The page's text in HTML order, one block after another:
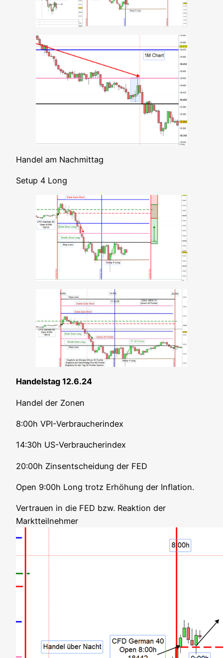
Han­del am Nachmittag
Set­up 4 Long
Han­dels­tag 12.6.24
Han­del der Zonen
8:00h VPI-Ver­brau­cher­index
14:30h US-Ver­brau­cher­index
20:00h Zins­ent­schei­dung der FED
Open 9:00h Long trotz Erhö­hung der Inflation.
Ver­trau­en in die FED bzw. Reak­ti­on der
Marktteilnehmer